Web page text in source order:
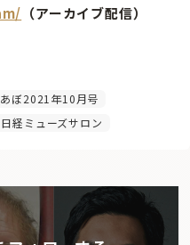
（アーカイブ配信）
ぼ2021年10月号
日経ミューズサロン